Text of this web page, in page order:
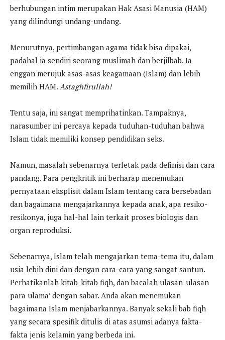
berhubungan intim merupakan Hak Asasi Manusia (HAM)
yang dilindungi undang-undang.
Menurutnya, pertimbangan agama tidak bisa dipakai,
padahal ia sendiri seorang muslimah dan berjilbab. Ia
enggan merujuk asas-asas keagamaan (Islam) dan lebih
memilih HAM. Astaghfirullah!
Tentu saja, ini sangat memprihatinkan. Tampaknya,
narasumber ini percaya kepada tuduhan-tuduhan bahwa
Islam tidak memiliki konsep pendidikan seks.
Namun, masalah sebenarnya terletak pada definisi dan cara
pandang. Para pengkritik ini berharap menemukan
pernyataan eksplisit dalam Islam tentang cara bersebadan
dan bagaimana mengajarkannya kepada anak, apa resiko-
resikonya, juga hal-hal lain terkait proses biologis dan
organ reproduksi.
Sebenarnya, Islam telah mengajarkan tema-tema itu, dalam
usia lebih dini dan dengan cara-cara yang sangat santun.
Perhatikanlah kitab-kitab fiqh, dan bacalah ulasan-ulasan
para ulama’ dengan sabar. Anda akan menemukan
bagaimana Islam menjabarkannya. Banyak sekali bab fiqh
yang secara spesifik ditulis di atas asumsi adanya fakta-
fakta jenis kelamin yang berbeda ini.